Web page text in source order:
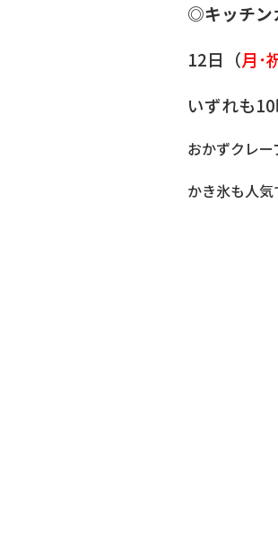
◎キッチン
12日（月･
いずれも
おかずクレ
かき氷も人